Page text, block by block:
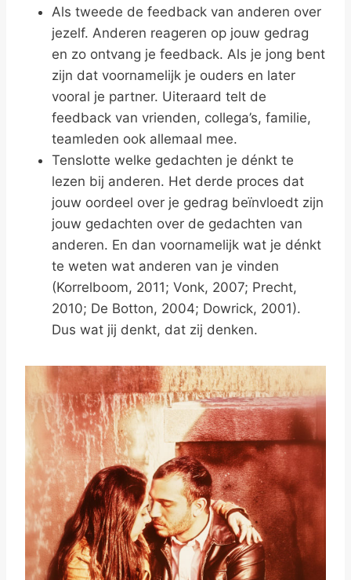
Als tweede de feedback van anderen over
jezelf. Anderen reageren op jouw gedrag
en zo ontvang je feedback. Als je jong bent
zijn dat voornamelijk je ouders en later
vooral je partner. Uiteraard telt de
feedback van vrienden, collega’s, familie,
teamleden ook allemaal mee.
Tenslotte welke gedachten je dénkt te
lezen bij anderen. Het derde proces dat
jouw oordeel over je gedrag beïnvloedt zijn
jouw gedachten over de gedachten van
anderen. En dan voornamelijk wat je dénkt
te weten wat anderen van je vinden
(Korrelboom, 2011; Vonk, 2007; Precht,
2010; De Botton, 2004; Dowrick, 2001).
Dus wat jij denkt, dat zij denken.